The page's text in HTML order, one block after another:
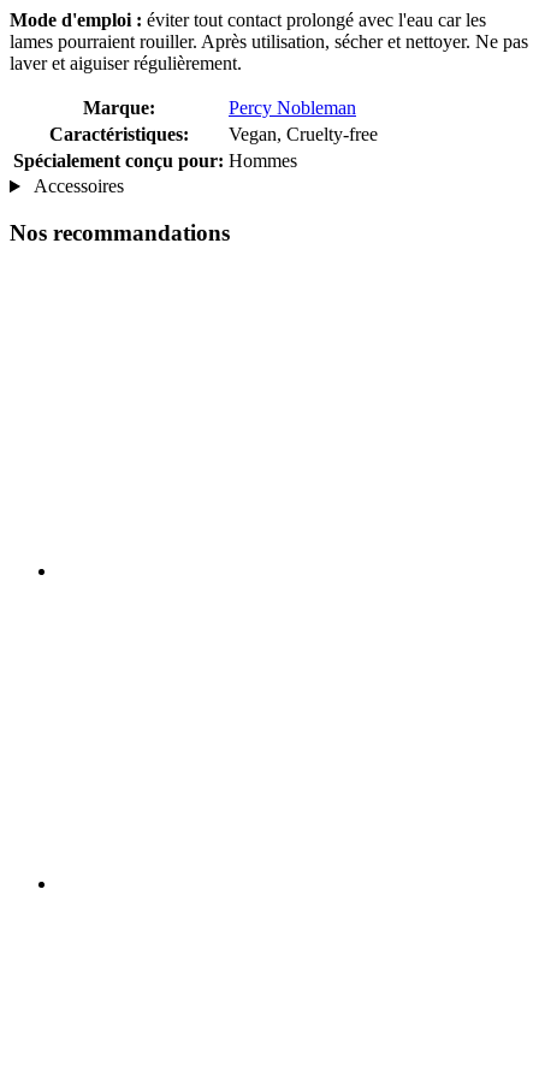
Mode d'emploi : éviter tout contact prolongé avec l'eau car les
lames pourraient rouiller. Après utilisation, sécher et nettoyer. Ne pas
laver et aiguiser régulièrement.
Marque:
Percy Nobleman
Caractéristiques:
Vegan, Cruelty-free
Spécialement conçu pour: Hommes
Accessoires
Nos recommandations